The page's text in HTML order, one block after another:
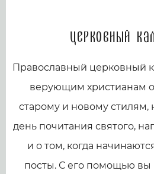
Церковный
Православный церковный
верующим христианам
старому и новому стилям,
день почитания святого,
и о том, когда
посты. С его помощью вы